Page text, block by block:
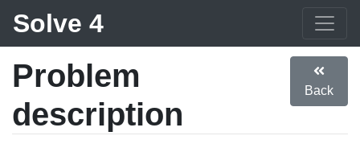
Solve 4
Problem
description
Back